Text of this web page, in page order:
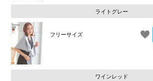
ライトグレー
フリーサイズ
ワインレッド